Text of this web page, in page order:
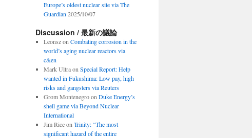
Europe’s oldest nuclear site via The
Guardian 2025/10/07
Discussion / 最新の議論
Leonszon Combating corrosion in the
world’s aging nuclear reactors via
c&en
Mark Ultraon Special Report: Help
wanted in Fukushima: Low pay, high
risks and gangsters via Reuters
Grom Montenegroon Duke Energy’s
shell game via Beyond Nuclear
International
Jim Riceon Trinity: “The most
significant hazard of the entire